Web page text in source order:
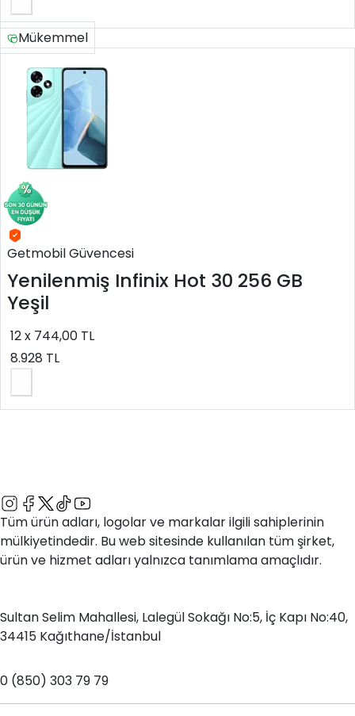
Mükemmel
Getmobil Güvencesi
Yenilenmiş Infinix Hot 30 256 GB
Yeşil
12 x 744,00 TL
8.928 TL
Tüm ürün adları, logolar ve markalar ilgili sahiplerinin
mülkiyetindedir. Bu web sitesinde kullanılan tüm şirket,
ürün ve hizmet adları yalnızca tanımlama amaçlıdır.
Sultan Selim Mahallesi, Lalegül Sokağı No:5, İç Kapı No:40,
34415 Kağıthane/İstanbul
0 (850) 303 79 79